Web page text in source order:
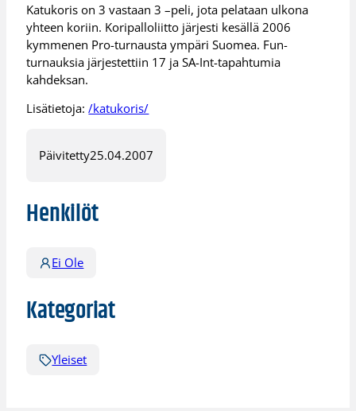
Katukoris on 3 vastaan 3 –peli, jota pelataan ulkona
yhteen koriin. Koripalloliitto järjesti kesällä 2006
kymmenen Pro-turnausta ympäri Suomea. Fun-
turnauksia järjestettiin 17 ja SA-Int-tapahtumia
kahdeksan.
Lisätietoja:/katukoris/
Päivitetty25.04.2007
Henkilöt
Ei Ole
Kategoriat
Yleiset